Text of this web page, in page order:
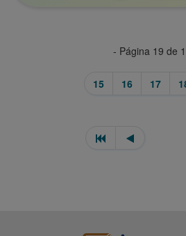
- Página 19 de
15 16 17